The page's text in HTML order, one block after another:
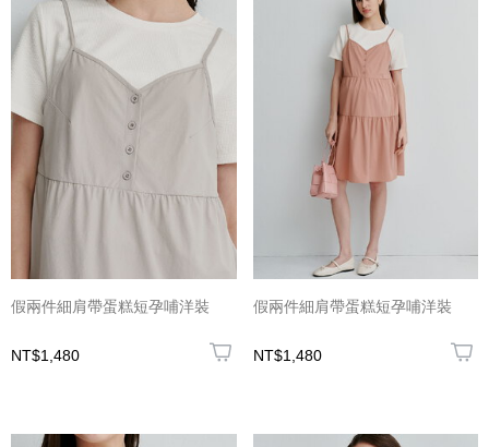
假兩件細肩帶蛋糕短孕哺洋裝
NT$1,480
假兩件細肩帶蛋糕短孕哺洋裝
NT$1,480